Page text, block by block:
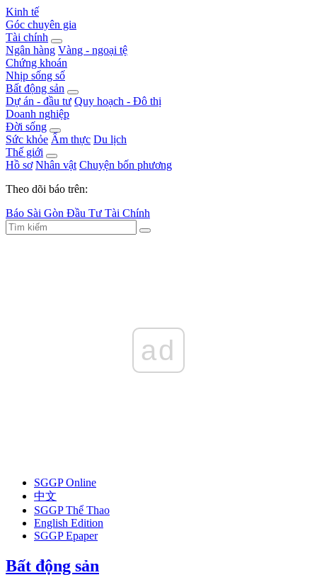
Kinh tế
Góc chuyên gia
Tài chính
Ngân hàng Vàng - ngoại tệ
Chứng khoán
Nhịp sống số
Bất động sản
Dự án - đầu tư Quy hoạch - Đô thị
Doanh nghiệp
Đời sống
Sức khỏe Ẩm thực Du lịch
Thế giới
Hồ sơ Nhân vật Chuyện bốn phương
Theo dõi báo trên:
Báo Sài Gòn Đầu Tư Tài Chính
ad
SGGP Online
中文
SGGP Thể Thao
English Edition
SGGP Epaper
Bất động sản